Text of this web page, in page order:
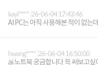
kayl**** 26-06-04 17:43:46
AI PC는 아직 사용해본 적이 없는
hwang**** 26-06-04 16:50:00
ai 노트북 궁금합니다 꼭 써보고싶